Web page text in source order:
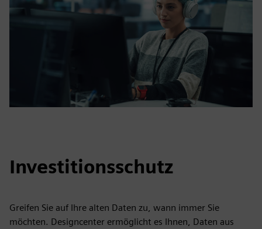
Investitionsschutz
Greifen Sie auf Ihre alten Daten zu, wann immer Sie
möchten. Designcenter ermöglicht es Ihnen, Daten aus